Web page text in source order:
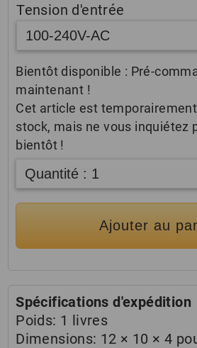
Tension d'entrée
Bientôt disponible : Pré-
maintenant !
Cet article est
stock, mais ne vous inquiétez
bientôt !
Ajouter au
Spécifications d'expédition
Poids: 1 livres
Dimensions: 12 × 10 × 4